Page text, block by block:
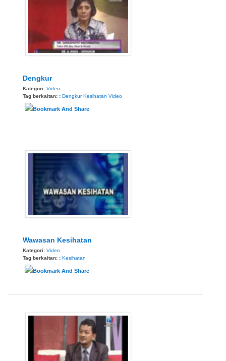
Dengkur
Kategori: Video
Tag berkaitan: : Dengkur Kesihatan Video
Wawasan Kesihatan
Kategori: Video
Tag berkaitan: : Kesihatan